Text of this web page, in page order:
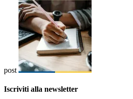
post
Iscriviti alla newsletter